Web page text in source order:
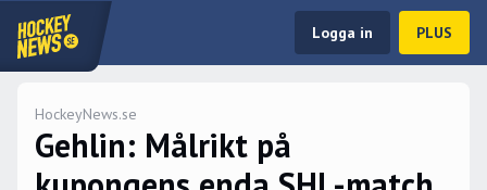
Logga in PLUS
HockeyNews.se
Gehlin: Målrikt på